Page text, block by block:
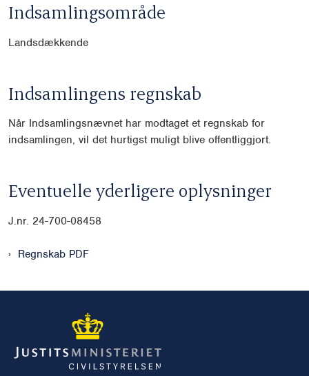
Indsamlingsområde
Landsdækkende
Indsamlingens regnskab
Når Indsamlingsnævnet har modtaget et regnskab for
indsamlingen, vil det hurtigst muligt blive offentliggjort.
Eventuelle yderligere oplysninger
J.nr. 24-700-08458
Regnskab PDF